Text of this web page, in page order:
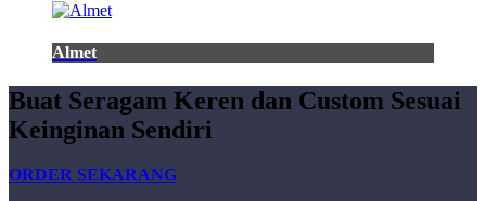
Almet
Buat Seragam Keren dan Custom Sesuai
Keinginan Sendiri
ORDER SEKARANG